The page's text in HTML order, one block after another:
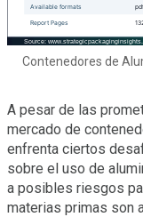
Contenedores de
A pesar de las
mercado de
enfrenta ciertos
sobre el uso de
a posibles riesgos
materias primas son